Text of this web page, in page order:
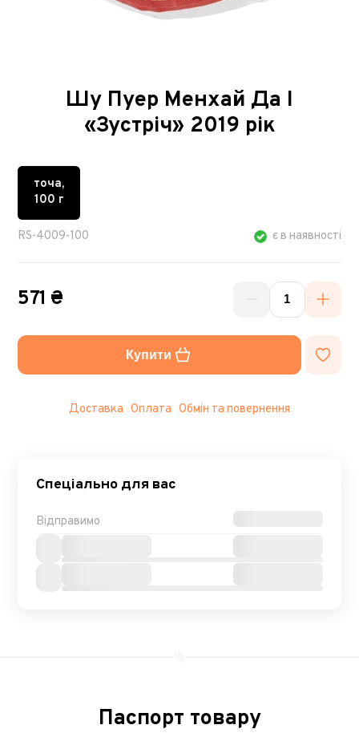
Шу Пуер Менхай Да І
«Зустріч» 2019 рік
точа,
100 г
RS-4009-100 є в наявності
571 ₴
Купити
Доставка Оплата Обмін та повернення
Спеціально для вас
Відправимо
Паспорт товару